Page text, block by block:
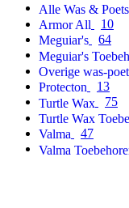
Alle Was &
Armor All
10
Meguiar's
64
Meguiar's
Overige was-
Protecton
13
Turtle Wax
75
Turtle Wax
Valma
47
Valma